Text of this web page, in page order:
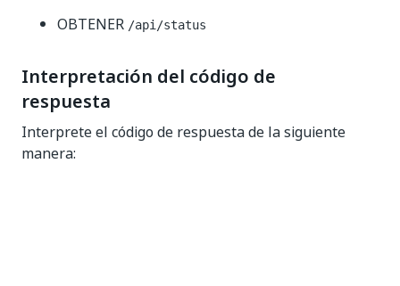
OBTENER /api/status
Interpretación del código de
respuesta
Interprete el código de respuesta de la siguiente
manera: